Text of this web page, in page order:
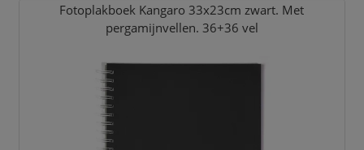
Fotoplakboek Kangaro 33x23cm zwart. Met
pergamijnvellen. 36+36 vel